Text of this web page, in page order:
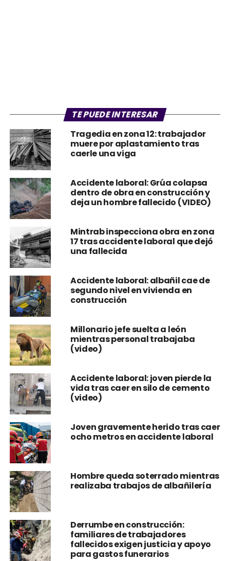
TE PUEDE INTERESAR
Tragedia en zona 12: trabajador
muere por aplastamiento tras
caerle una viga
Accidente laboral: Grúa colapsa
dentro de obra en construcción y
deja un hombre fallecido (VIDEO)
Mintrab inspecciona obra en zona
17 tras accidente laboral que dejó
una fallecida
Accidente laboral: albañil cae de
segundo nivel en vivienda en
construcción
Millonario jefe suelta a león
mientras personal trabajaba
(video)
Accidente laboral: joven pierde la
vida tras caer en silo de cemento
(video)
Joven gravemente herido tras caer
ocho metros en accidente laboral
Hombre queda soterrado mientras
realizaba trabajos de albañilería
Derrumbe en construcción:
familiares de trabajadores
fallecidos exigen justicia y apoyo
para gastos funerarios